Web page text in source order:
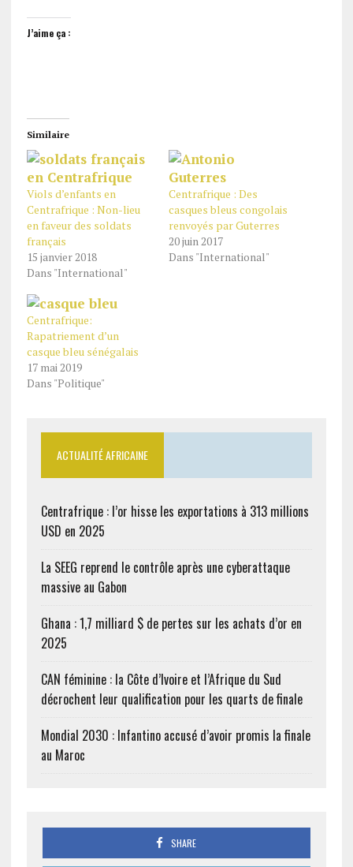
J’aime ça :
Similaire
Viols d’enfants en
Centrafrique : Non-lieu
en faveur des soldats
français
15 janvier 2018
Dans "International"
Centrafrique : Des
casques bleus congolais
renvoyés par Guterres
20 juin 2017
Dans "International"
Centrafrique:
Rapatriement d’un
casque bleu sénégalais
17 mai 2019
Dans "Politique"
ACTUALITÉ AFRICAINE
Centrafrique : l’or hisse les exportations à 313 millions
USD en 2025
La SEEG reprend le contrôle après une cyberattaque
massive au Gabon
Ghana : 1,7 milliard $ de pertes sur les achats d’or en
2025
CAN féminine : la Côte d’Ivoire et l’Afrique du Sud
décrochent leur qualification pour les quarts de finale
Mondial 2030 : Infantino accusé d’avoir promis la finale
au Maroc
SHARE